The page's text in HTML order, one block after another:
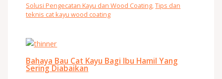
Solusi Pengecatan Kayu dan Wood Coating,Tips dan
teknis cat kayu wood coating
Bahaya Bau Cat Kayu Bagi Ibu Hamil Yang
Sering Diabaikan